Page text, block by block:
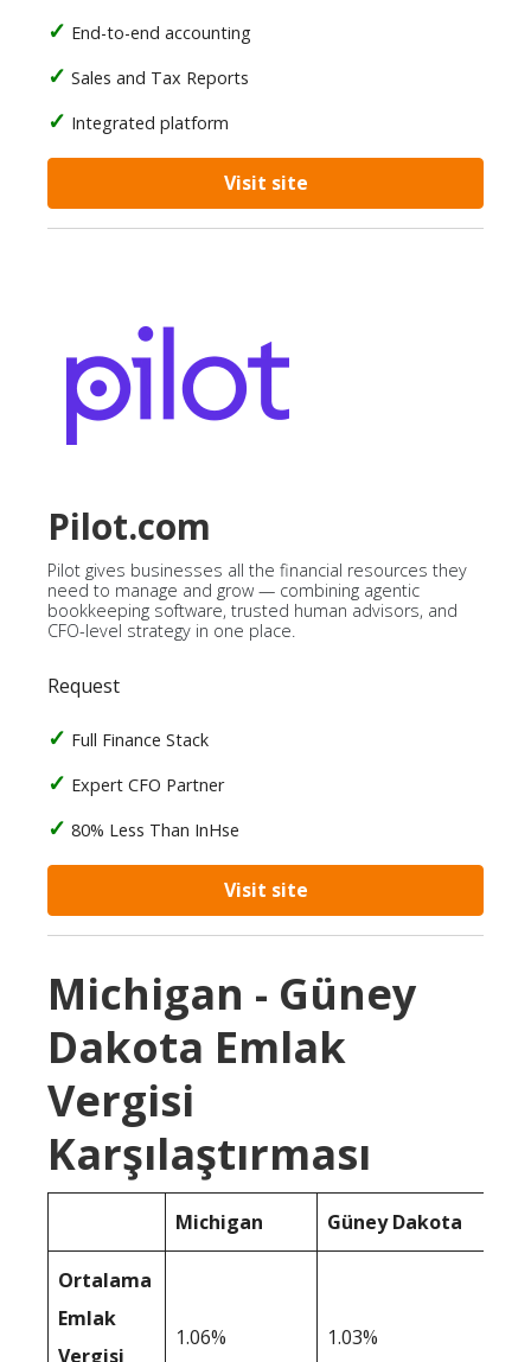
End-to-end accounting
Sales and Tax Reports
Integrated platform
Visit site
Pilot.com
Pilot gives businesses all the financial resources they
need to manage and grow — combining agentic
bookkeeping software, trusted human advisors, and
CFO-level strategy in one place.
Request
Full Finance Stack
Expert CFO Partner
80% Less Than InHse
Visit site
Michigan - Güney
Dakota Emlak
Vergisi
Karşılaştırması
Michigan Güney Dakota
Ortalama
Emlak
Vergisi
1.06% 1.03%